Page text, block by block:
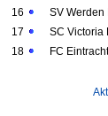
16
SV Werden
17
SC Victoria
18
FC